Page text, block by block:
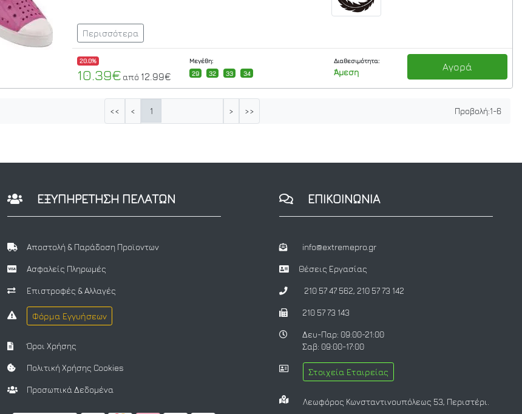
Περισσότερα
20.0%
10.39€ από 12.99€
Μεγέθη:
29
32 33 34
Διαθεσιμότητα:
Άμεση Αγορά
<< < 1 > >> Προβολή:1-6
ΕΞΥΠΗΡΕΤΗΣΗ ΠΕΛΑΤΩΝ
Αποστολή & Παράδοση Προϊοντων
Ασφαλείς Πληρωμές
Επιστροφές & Αλλαγές
Φόρμα Εγγυήσεων
Όροι Χρήσης
Πολιτική Χρήσης Cookies
Προσωπικά Δεδομένα
ΕΠΙΚΟΙΝΩΝΙΑ
info@extremepro.gr
Θέσεις Εργασίας
210 57 47 562, 210 57 73 142
210 57 73 143
Δευ-Παρ: 09:00-21:00
Σαβ: 09:00-17:00
Στοιχεία Εταιρείας
Λεωφόρος Κωνσταντινουπόλεως 53, Περιστέρι.